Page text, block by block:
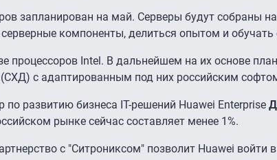
запланирован на май. Серверы будут собраны
компоненты, делиться опытом и обучать
процессоров Intel. В дальнейшем на их основе
с адаптированным под них российским
развитию бизнеса IT-решений Huawei Enterprise
рынке сейчас составляет менее 1%.
с "Ситрониксом" позволит Huawei войти в